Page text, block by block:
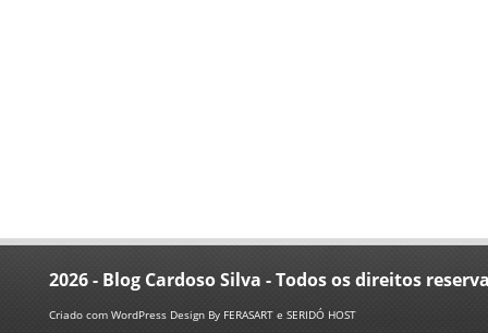
2026 - Blog Cardoso Silva - Todos os direitos
Criado com WordPress Design By FERASART e SERIDÓ HOST